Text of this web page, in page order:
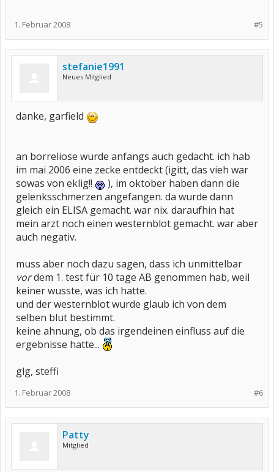
#5
1. Februar 2008
stefanie1991
Neues Mitglied
danke, garfield
an borreliose wurde anfangs auch gedacht. ich hab
im mai 2006 eine zecke entdeckt (igitt, das vieh war
sowas von eklig!!
), im oktober haben dann die
gelenksschmerzen angefangen. da wurde dann
gleich ein ELISA gemacht. war nix. daraufhin hat
mein arzt noch einen westernblot gemacht. war aber
auch negativ.
muss aber noch dazu sagen, dass ich unmittelbar
vordem 1. test für 10 tage AB genommen hab, weil
keiner wusste, was ich hatte.
und der westernblot wurde glaub ich von dem
selben blut bestimmt.
keine ahnung, ob das irgendeinen einfluss auf die
ergebnisse hatte...
glg, steffi
#6
1. Februar 2008
Patty
Mitglied